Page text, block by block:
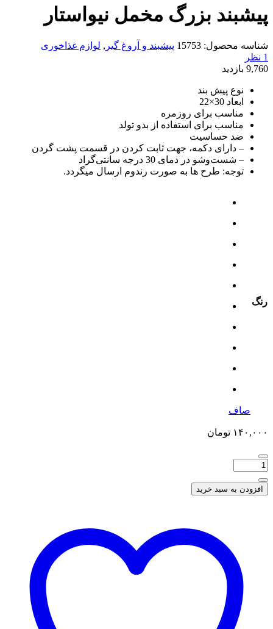
پیشبند بزرگ مخمل نیواستار
شناسه محصول: 15753 پیشبند و آروغ گیر , لوازم غذاخوری
1 نظر
9,760 بازدید
نوع پیش بند
ابعاد 30×22
مناسب برای روزمره
مناسب برای استفاده از بدو تولد
ضد حساسیت
– دارای دکمه، جهت ثابت کردن در قسمت پشت گردن
– شست‌و‌شو در دمای 30 درجه سانتی‌گراد
توجه: طرح ها به صورت رندوم ارسال میگردد.
رنگ
صاف
۱۴۰,۰۰۰ تومان
افزودن به سبد خرید